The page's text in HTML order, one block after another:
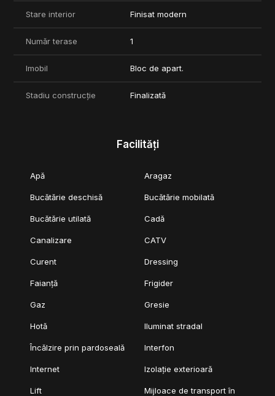
Stare interior Finisat modern
Număr terase 1
Imobil Bloc de apart.
Stadiu construcție Finalizată
Facilități
Apă Aragaz
Bucătărie deschisă Bucătărie mobilată
Bucătărie utilată Cadă
Canalizare CATV
Curent Dressing
Faianță Frigider
Gaz Gresie
Hotă Iluminat stradal
Încălzire prin pardoseală Interfon
Internet Izolație exterioară
Lift
Mijloace de transport în